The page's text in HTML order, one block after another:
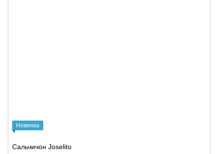
Новинка
Сальчичон Joselito